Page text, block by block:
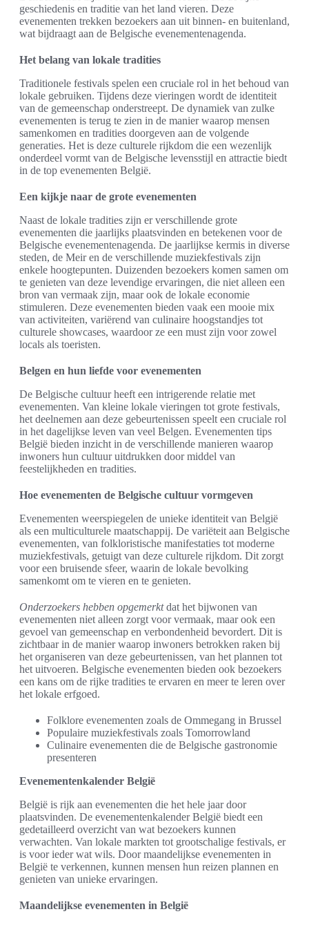
geschiedenis en traditie van het land vieren. Deze
evenementen trekken bezoekers aan uit binnen- en buitenland,
wat bijdraagt aan de Belgische evenementenagenda.
Het belang van lokale tradities
Traditionele festivals spelen een cruciale rol in het behoud van
lokale gebruiken. Tijdens deze vieringen wordt de identiteit
van de gemeenschap onderstreept. De dynamiek van zulke
evenementen is terug te zien in de manier waarop mensen
samenkomen en tradities doorgeven aan de volgende
generaties. Het is deze culturele rijkdom die een wezenlijk
onderdeel vormt van de Belgische levensstijl en attractie biedt
in de top evenementen België.
Een kijkje naar de grote evenementen
Naast de lokale tradities zijn er verschillende grote
evenementen die jaarlijks plaatsvinden en betekenen voor de
Belgische evenementenagenda. De jaarlijkse kermis in diverse
steden, de Meir en de verschillende muziekfestivals zijn
enkele hoogtepunten. Duizenden bezoekers komen samen om
te genieten van deze levendige ervaringen, die niet alleen een
bron van vermaak zijn, maar ook de lokale economie
stimuleren. Deze evenementen bieden vaak een mooie mix
van activiteiten, variërend van culinaire hoogstandjes tot
culturele showcases, waardoor ze een must zijn voor zowel
locals als toeristen.
Belgen en hun liefde voor evenementen
De Belgische cultuur heeft een intrigerende relatie met
evenementen. Van kleine lokale vieringen tot grote festivals,
het deelnemen aan deze gebeurtenissen speelt een cruciale rol
in het dagelijkse leven van veel Belgen. Evenementen tips
België bieden inzicht in de verschillende manieren waarop
inwoners hun cultuur uitdrukken door middel van
feestelijkheden en tradities.
Hoe evenementen de Belgische cultuur vormgeven
Evenementen weerspiegelen de unieke identiteit van België
als een multiculturele maatschappij. De variëteit aan Belgische
evenementen, van folkloristische manifestaties tot moderne
muziekfestivals, getuigt van deze culturele rijkdom. Dit zorgt
voor een bruisende sfeer, waarin de lokale bevolking
samenkomt om te vieren en te genieten.
Onderzoekers hebben opgemerktdat het bijwonen van
evenementen niet alleen zorgt voor vermaak, maar ook een
gevoel van gemeenschap en verbondenheid bevordert. Dit is
zichtbaar in de manier waarop inwoners betrokken raken bij
het organiseren van deze gebeurtenissen, van het plannen tot
het uitvoeren. Belgische evenementen bieden ook bezoekers
een kans om de rijke tradities te ervaren en meer te leren over
het lokale erfgoed.
Folklore evenementen zoals de Ommegang in Brussel
Populaire muziekfestivals zoals Tomorrowland
Culinaire evenementen die de Belgische gastronomie
presenteren
Evenementenkalender België
België is rijk aan evenementen die het hele jaar door
plaatsvinden. De evenementenkalender België biedt een
gedetailleerd overzicht van wat bezoekers kunnen
verwachten. Van lokale markten tot grootschalige festivals, er
is voor ieder wat wils. Door maandelijkse evenementen in
België te verkennen, kunnen mensen hun reizen plannen en
genieten van unieke ervaringen.
Maandelijkse evenementen in België